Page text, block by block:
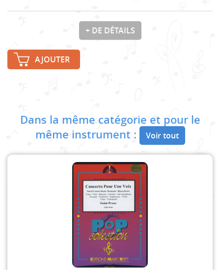
+ DE DÉTAILS
AJOUTER
Dans la même catégorie et pour le
même instrument :
Voir tout